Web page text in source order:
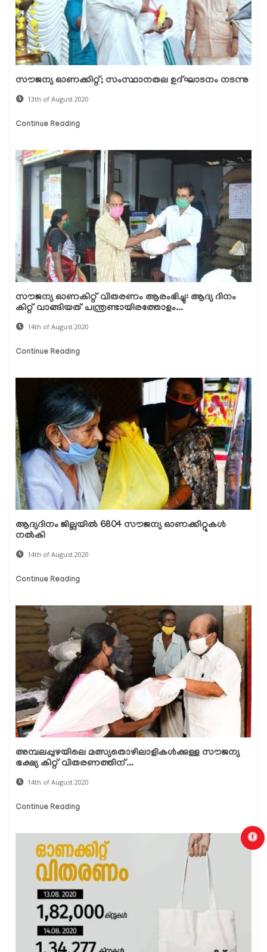
സൗജന്യ ഓണക്കിറ്റ്; സംസ്ഥാനതല ഉദ്ഘാടനം നടന്നു
13th of August 2020
Continue Reading
സൗജന്യ ഓണകിറ്റ് വിതരണം ആരംഭിച്ചു: ആദ്യ ദിനം
കിറ്റ് വാങ്ങിയത് പന്ത്രണ്ടായിരത്തോളം...
14th of August 2020
Continue Reading
ആദ്യദിനം ജില്ലയില്‍ 6804 സൗജന്യ ഓണക്കിറ്റുകള്‍
നല്‍കി
14th of August 2020
Continue Reading
അമ്പലപ്പുഴയിലെ മത്സ്യതൊഴിലാളികള്‍ക്കുള്ള സൗജന്യ
ഭക്ഷ്യ കിറ്റ് വിതരണത്തിന്...
14th of August 2020
Continue Reading